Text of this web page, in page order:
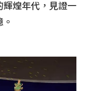
輝煌年代，見證一